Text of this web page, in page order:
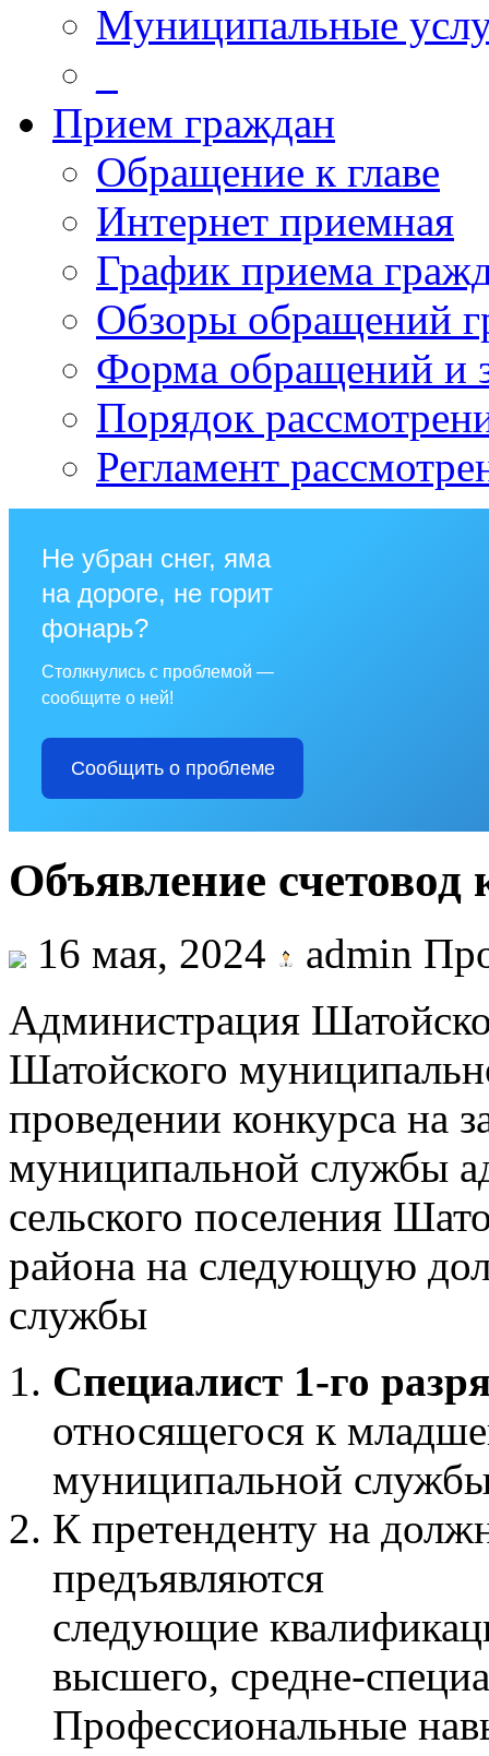
Муниципальные
Прием граждан
Обращение к главе
Интернет приемная
График приема
Обзоры обращений
Форма обращений и
Порядок
Регламент
Не убран снег, яма
на дороге, не горит
фонарь?
Столкнулись с проблемой —
сообщите о ней!
Сообщить о проблеме
Объявление счетовод
16 мая, 2024
admin
Администрация
Шатойского
проведении конкурса на
муниципальной службы
сельского поселения
района на следующую
службы
Специалист 1-го
относящегося к
муниципальной
К претенденту на
предъявляются
следующие
высшего, средне-
Профессиональные